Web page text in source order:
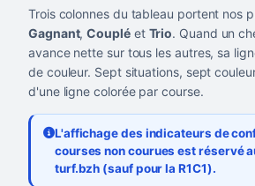
Trois colonnes du tableau portent nos
Gagnant,Coupléet Trio. Quand un
avance nette sur tous les autres, sa
de couleur. Sept situations, sept
d'une ligne colorée par course.
L'affichage des indicateurs de
courses non courues est réservé
turf.bzh (sauf pour la R1C1).